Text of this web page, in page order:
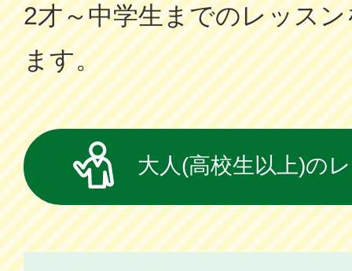
2才～中学⽣までのレッス
ます。
大人(高校生以上)の